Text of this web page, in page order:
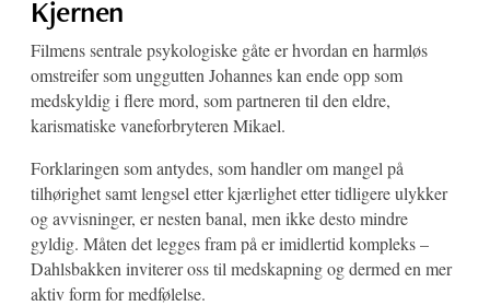
Kjernen
Filmens sentrale psykologiske gåte er hvordan en harmløs
omstreifer som unggutten Johannes kan ende opp som
medskyldig i flere mord, som partneren til den eldre,
karismatiske vaneforbryteren Mikael.
Forklaringen som antydes, som handler om mangel på
tilhørighet samt lengsel etter kjærlighet etter tidligere ulykker
og avvisninger, er nesten banal, men ikke desto mindre
gyldig. Måten det legges fram på er imidlertid kompleks –
Dahlsbakken inviterer oss til medskapning og dermed en mer
aktiv form for medfølelse.